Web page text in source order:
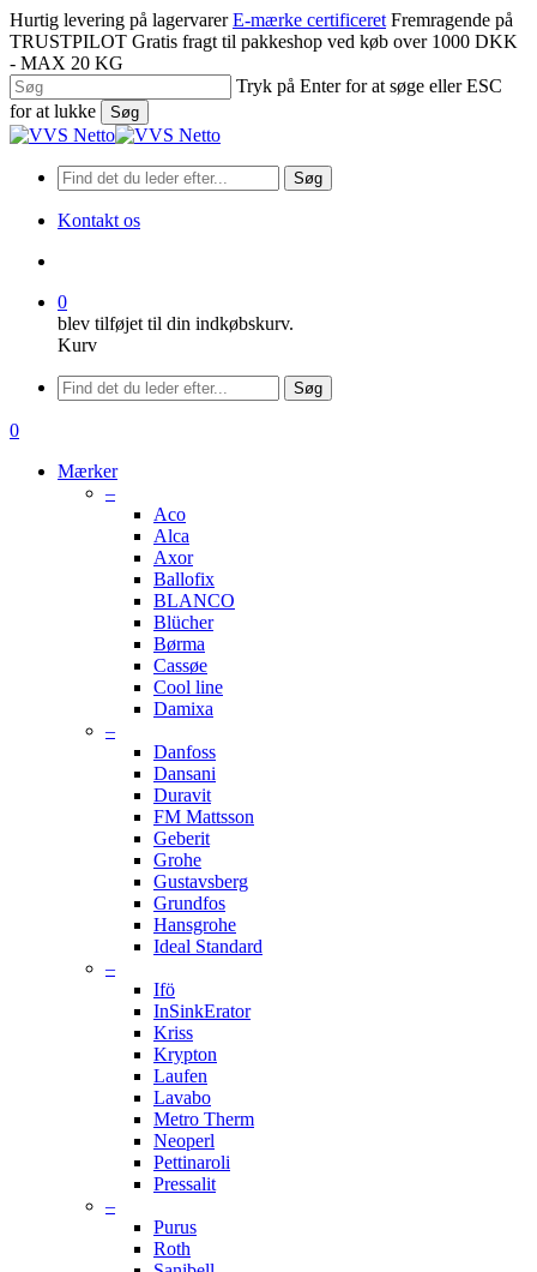
Spring
til
hovedindhold
Hurtig levering på lagervarer E-mærke certificeret Fremragende på
TRUSTPILOT Gratis fragt til pakkeshop ved køb over 1000 DKK
- MAX 20 KG
Tryk på Enter for at søge eller ESC
for at lukke
Søg
Luk
Søg
Kontakt os
0
blev tilføjet til din indkøbskurv.
Kurv
Menu
Søg
søge
0
Mærker
–
Aco
Alca
Axor
Ballofix
BLANCO
Blücher
Børma
Cassøe
Cool line
Damixa
–
Danfoss
Dansani
Duravit
FM Mattsson
Geberit
Grohe
Gustavsberg
Grundfos
Hansgrohe
Ideal Standard
–
Ifö
InSinkErator
Kriss
Krypton
Laufen
Lavabo
Metro Therm
Neoperl
Pettinaroli
Pressalit
–
Purus
Roth